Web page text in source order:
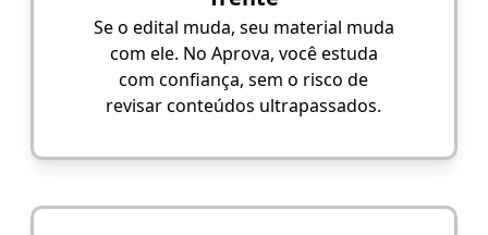
Se o edital muda, seu material muda
com ele. No Aprova, você estuda
com confiança, sem o risco de
revisar conteúdos ultrapassados.